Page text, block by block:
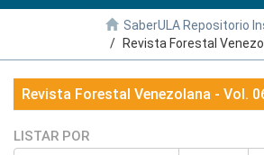
SaberULA Repositorio
Revista Forestal
Revista Forestal Venezolana - Vol.
LISTAR POR